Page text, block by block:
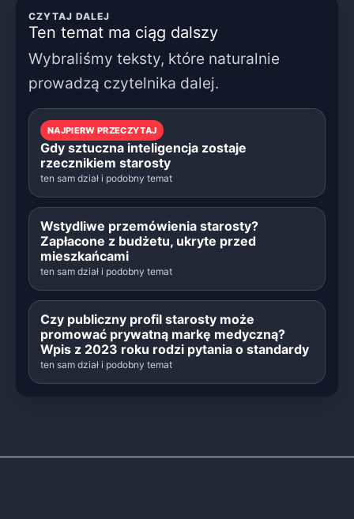
CZYTAJ DALEJ
Ten temat ma ciąg dalszy
Wybraliśmy teksty, które naturalnie
prowadzą czytelnika dalej.
NAJPIERW PRZECZYTAJ
Gdy sztuczna inteligencja zostaje
rzecznikiem starosty
ten sam dział i podobny temat
Wstydliwe przemówienia starosty?
Zapłacone z budżetu, ukryte przed
mieszkańcami
ten sam dział i podobny temat
Czy publiczny profil starosty może
promować prywatną markę medyczną?
Wpis z 2023 roku rodzi pytania o standardy
ten sam dział i podobny temat